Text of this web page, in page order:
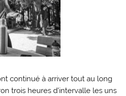
continué à arriver tout au long
trois heures d’intervalle les uns